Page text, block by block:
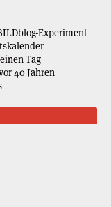
Experiment
Tag
40 Jahren